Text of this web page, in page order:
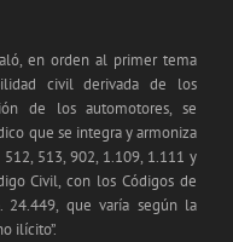
en orden al primer tema
civil derivada de los
de los automotores, se
que se integra y armoniza
513, 902, 1.109, 1.111 y
Civil, con los Códigos de
que varía según la
ilícito”.